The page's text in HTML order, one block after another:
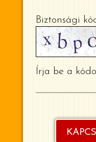
Biztonsági
Írja be a